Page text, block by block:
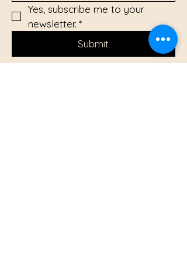
Yes, subscribe me to your
newsletter. *
Submit